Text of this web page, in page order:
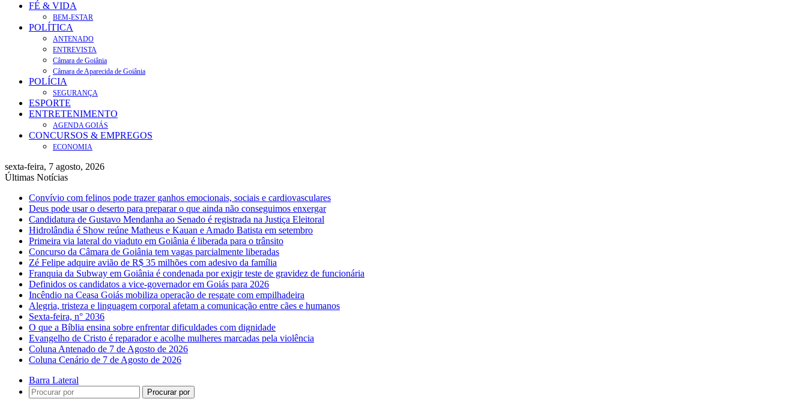
FÉ & VIDA
BEM-ESTAR
POLÍTICA
ANTENADO
ENTREVISTA
Câmara de Goiânia
Câmara de Aparecida de Goiânia
POLÍCIA
SEGURANÇA
ESPORTE
ENTRETENIMENTO
AGENDA GOIÁS
CONCURSOS & EMPREGOS
ECONOMIA
sexta-feira, 7 agosto, 2026
Últimas Notícias
Convívio com felinos pode trazer ganhos emocionais, sociais e cardiovasculares
Deus pode usar o deserto para preparar o que ainda não conseguimos enxergar
Candidatura de Gustavo Mendanha ao Senado é registrada na Justiça Eleitoral
Hidrolândia é Show reúne Matheus e Kauan e Amado Batista em setembro
Primeira via lateral do viaduto em Goiânia é liberada para o trânsito
Concurso da Câmara de Goiânia tem vagas parcialmente liberadas
Zé Felipe adquire avião de R$ 35 milhões com adesivo da família
Franquia da Subway em Goiânia é condenada por exigir teste de gravidez de funcionária
Definidos os candidatos a vice-governador em Goiás para 2026
Incêndio na Ceasa Goiás mobiliza operação de resgate com empilhadeira
Alegria, tristeza e linguagem corporal afetam a comunicação entre cães e humanos
Sexta-feira, n° 2036
O que a Bíblia ensina sobre enfrentar dificuldades com dignidade
Evangelho de Cristo é reparador e acolhe mulheres marcadas pela violência
Coluna Antenado de 7 de Agosto de 2026
Coluna Cenário de 7 de Agosto de 2026
Barra Lateral
Procurar por